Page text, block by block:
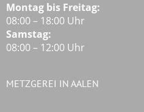
Montag bis Freitag:
08:00 – 18:00 Uhr
Samstag:
08:00 – 12:00 Uhr
METZGEREI IN AALEN